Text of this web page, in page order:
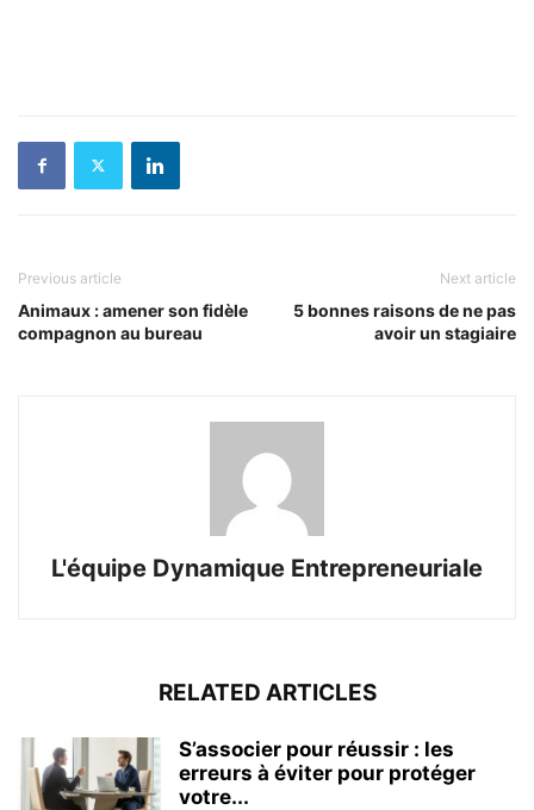
Previous article
Animaux : amener son fidèle
compagnon au bureau
Next article
5 bonnes raisons de ne pas
avoir un stagiaire
L'équipe Dynamique Entrepreneuriale
RELATED ARTICLES
S’associer pour réussir : les
erreurs à éviter pour protéger
votre...